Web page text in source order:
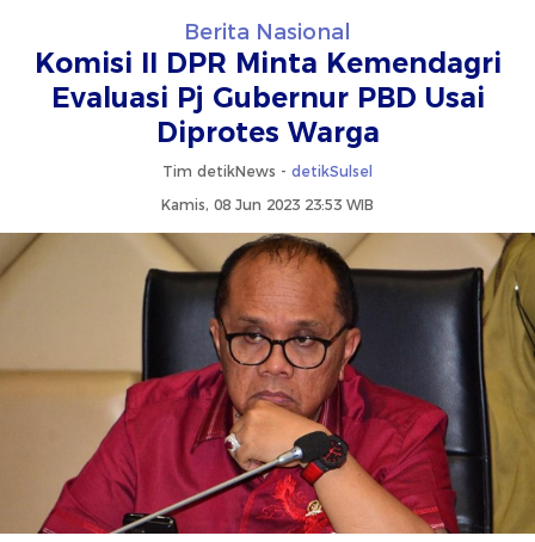
Berita Nasional
Komisi II DPR Minta Kemendagri
Evaluasi Pj Gubernur PBD Usai
Diprotes Warga
Tim detikNews - detikSulsel
Kamis, 08 Jun 2023 23:53 WIB